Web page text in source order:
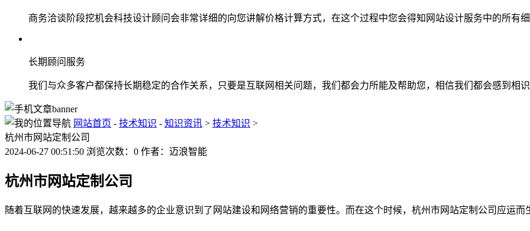
商务洽谈阶段挖机会科技设计顾问会非常详细的向您讲解价格计算方式，在这个过程中您会得知网站设计服务中的所有
长期顾问服务
我们与众多客户都保持长期稳定的合作关系，只要是互联网相关问题，我们都会力所能及帮助您，相信我们都会感到相
网站首页 - 技术知识 - 知识资讯 > 技术知识 >
杭州市网站定制公司
2024-06-27 00:51:50 浏览次数：0 作者：迈浪智能
杭州市网站定制公司
随着互联网的快速发展，越来越多的企业意识到了网站建设和网络营销的重要性。而在这个时候，杭州市网站定制公司应运而